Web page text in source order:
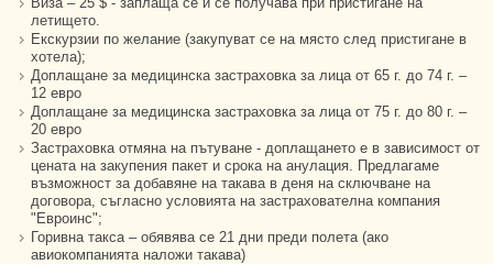
летището.
Екскурзии по желание (закупуват се на място след пристигане в
хотела);
Доплащане за медицинска застраховка за лица от 65 г. до 74 г. –
12 евро
Доплащане за медицинска застраховка за лица от 75 г. до 80 г. –
20 евро
Застраховка отмяна на пътуване - доплащането е в зависимост от
цената на закупения пакет и срока на анулация. Предлагаме
възможност за добавяне на такава в деня на сключване на
договора, съгласно условията на застрахователна компания
"Евроинс";
Горивна такса – обявява се 21 дни преди полета (ако
авиокомпанията наложи такава)